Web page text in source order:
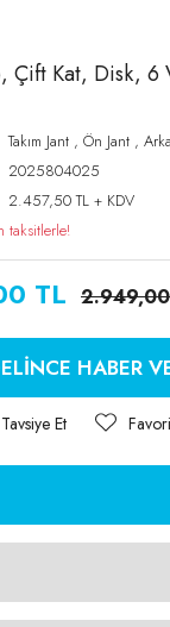
Çift Kat, Disk, 6
Takım Jant ,Ön Jant ,
2025804025
2.457,50 TL + KDV
TL
HABER
Tavsiye Et